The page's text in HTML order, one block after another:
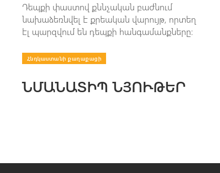
Դեպքի փաստով քննչական բաժնում
նախաձեռնվել է քրեական վարույթ, որտեղ
էլ պարզվում են դեպքի հանգամանքները։
Հնդկաստանի քաղաքացի
ՆՄԱՆԱՏԻՊ ՆՅՈՒԹԵՐ